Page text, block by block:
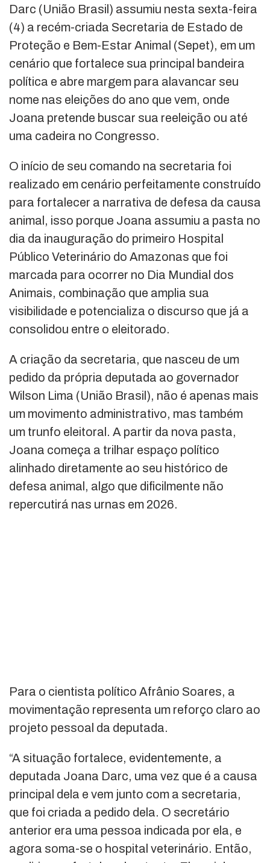
Darc (União Brasil) assumiu nesta sexta-feira
(4) a recém-criada Secretaria de Estado de
Proteção e Bem-Estar Animal (Sepet), em um
cenário que fortalece sua principal bandeira
política e abre margem para alavancar seu
nome nas eleições do ano que vem, onde
Joana pretende buscar sua reeleição ou até
uma cadeira no Congresso.
O início de seu comando na secretaria foi
realizado em cenário perfeitamente construído
para fortalecer a narrativa de defesa da causa
animal, isso porque Joana assumiu a pasta no
dia da inauguração do primeiro Hospital
Público Veterinário do Amazonas que foi
marcada para ocorrer no Dia Mundial dos
Animais, combinação que amplia sua
visibilidade e potencializa o discurso que já a
consolidou entre o eleitorado.
A criação da secretaria, que nasceu de um
pedido da própria deputada ao governador
Wilson Lima (União Brasil), não é apenas mais
um movimento administrativo, mas também
um trunfo eleitoral. A partir da nova pasta,
Joana começa a trilhar espaço político
alinhado diretamente ao seu histórico de
defesa animal, algo que dificilmente não
repercutirá nas urnas em 2026.
Para o cientista político Afrânio Soares, a
movimentação representa um reforço claro ao
projeto pessoal da deputada.
“A situação fortalece, evidentemente, a
deputada Joana Darc, uma vez que é a causa
principal dela e vem junto com a secretaria,
que foi criada a pedido dela. O secretário
anterior era uma pessoa indicada por ela, e
agora soma-se o hospital veterinário. Então,